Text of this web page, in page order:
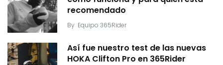
recomendado
By Equipo 365Rider
Así fue nuestro test de las nuevas
HOKA Clifton Pro en 365Rider